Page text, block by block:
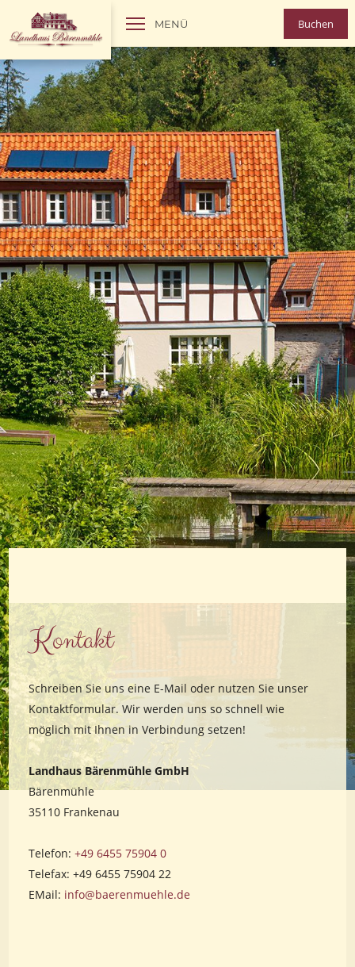
MENÜ Buchen
Kontakt
Schreiben Sie uns eine E-Mail oder nutzen Sie unser
Kontaktformular. Wir werden uns so schnell wie
möglich mit Ihnen in Verbindung setzen!
Landhaus Bärenmühle GmbH
Bärenmühle
35110 Frankenau
Telefon:+49 6455 75904 0
Telefax: +49 6455 75904 22
EMail: info@baerenmuehle.de